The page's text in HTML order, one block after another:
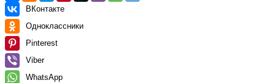
ВКонтакте
Одноклассники
Pinterest
Viber
WhatsApp